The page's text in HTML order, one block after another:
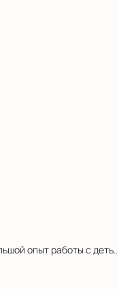
опыт работы с деть...